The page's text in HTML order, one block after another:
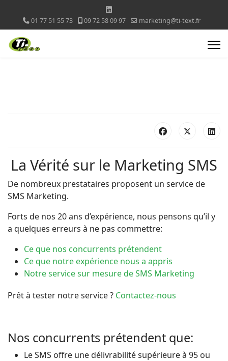
01 77 51 55 73 09 72 58 09 97 marketing@ti-text.fr
La Vérité sur le Marketing SMS
De nombreux prestataires proposent un service de
SMS Marketing.
Forts de nos 20 ans d’expérience, nous pensons qu’il y
a quelques erreurs à ne pas commettre:
Ce que nos concurrents prétendent
Ce que notre expérience nous a appris
Notre service sur mesure de SMS Marketing
Prêt à tester notre service ? Contactez-nous
Nos concurrents prétendent que:
Le SMS offre une délivrabilité supérieure à 95 ou